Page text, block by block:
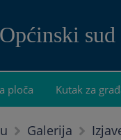
Općinski sud
ploča Kutak za
Galerija